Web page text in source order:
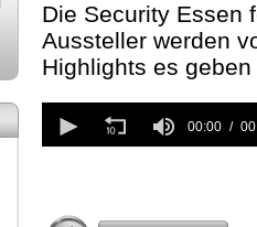
Die Security Essen
Aussteller werden
Highlights es
seconds
of
00:00